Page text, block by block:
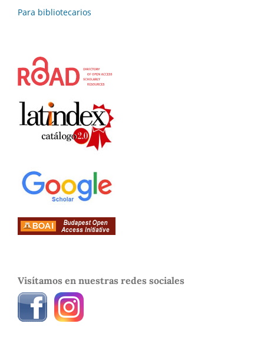
Para bibliotecarios
Visítamos en nuestras redes sociales